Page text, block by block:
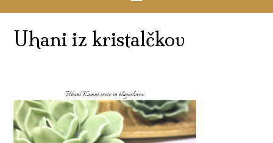
Uhani iz kristalčkov